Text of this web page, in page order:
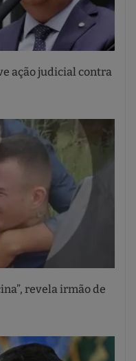
ação judicial contra
revela irmão de